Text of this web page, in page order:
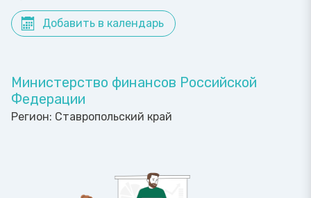
Добавить в календарь
Министерство финансов Российской
Федерации
Регион: Ставропольский край